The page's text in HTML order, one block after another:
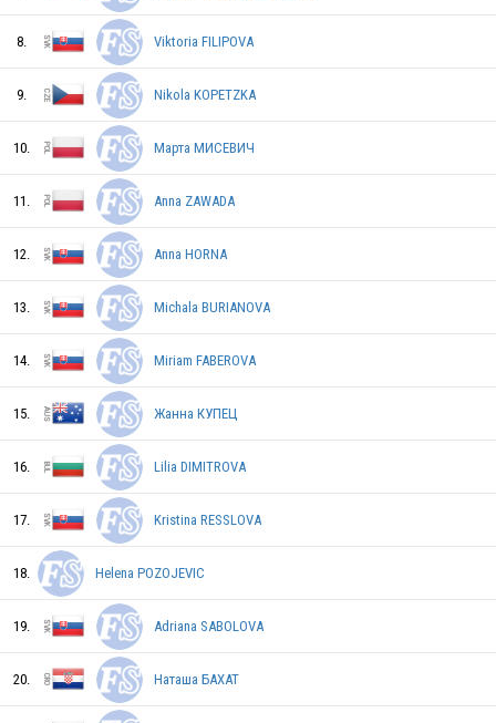
CRO
SVK
SVK
CZE
AUT
HUN
8. Viktoria FILIPOVA
9. Nikola KOPETZKA
10. Марта МИСЕВИЧ
11. Anna ZAWADA
12. Anna HORNA
13. Michala BURIANOVA
14. Miriam FABEROVA
15. Жанна КУПЕЦ
16. Lilia DIMITROVA
17. Kristina RESSLOVA
18. Helena POZOJEVIC
19. Adriana SABOLOVA
20. Наташа БАХАТ